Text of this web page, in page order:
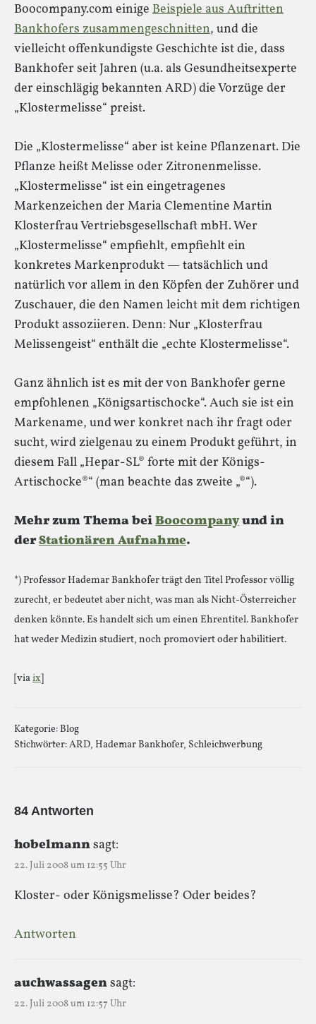
Boocompany.com einige Beispiele aus Auftritten
Bankhofers zusammengeschnitten, und die
vielleicht offenkundigste Geschichte ist die, dass
Bankhofer seit Jahren (u.a. als Gesundheitsexperte
der einschlägig bekannten ARD) die Vorzüge der
„Klostermelisse“ preist.
Die „Klostermelisse“ aber ist keine Pflanzenart. Die
Pflanze heißt Melisse oder Zitronenmelisse.
„Klostermelisse“ ist ein eingetragenes
Markenzeichen der Maria Clementine Martin
Klosterfrau Vertriebsgesellschaft mbH. Wer
„Klostermelisse“ empfiehlt, empfiehlt ein
konkretes Markenprodukt — tatsächlich und
natürlich vor allem in den Köpfen der Zuhörer und
Zuschauer, die den Namen leicht mit dem richtigen
Produkt assoziieren. Denn: Nur „Klosterfrau
Melissengeist“ enthält die „echte Klostermelisse“.
Ganz ähnlich ist es mit der von Bankhofer gerne
empfohlenen „Königsartischocke“. Auch sie ist ein
Markename, und wer konkret nach ihr fragt oder
sucht, wird zielgenau zu einem Produkt geführt, in
diesem Fall „Hepar-SL® forte mit der Königs-
Artischocke®“ (man beachte das zweite „®“).
Mehr zum Thema beiBoocompanyund in
derStationären Aufnahme.
*) Professor Hademar Bankhofer trägt den Titel Professor völlig
zurecht, er bedeutet aber nicht, was man als Nicht-Österreicher
denken könnte. Es handelt sich um einen Ehrentitel. Bankhofer
hat weder Medizin studiert, noch promoviert oder habilitiert.
[viaix]
Kategorie:Blog
Stichwörter:ARD, Hademar Bankhofer, Schleichwerbung
84 Antworten
hobelmannsagt:
22. Juli 2008 um 12:55 Uhr
Kloster- oder Königsmelisse? Oder beides?
Antworten
auchwassagensagt:
22. Juli 2008 um 12:57 Uhr